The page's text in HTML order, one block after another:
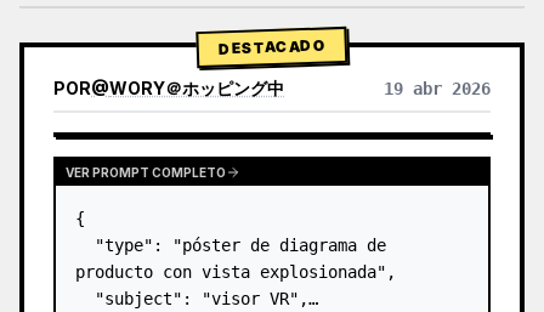
DESTACADO
POR@WORY＠ホッピング中 19 abr 2026
VER PROMPT COMPLETO
{
  "type": "póster de diagrama de
producto con vista explosionada",
  "subject": "visor VR",